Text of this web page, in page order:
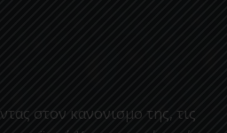
στον κανονισμο της, τις